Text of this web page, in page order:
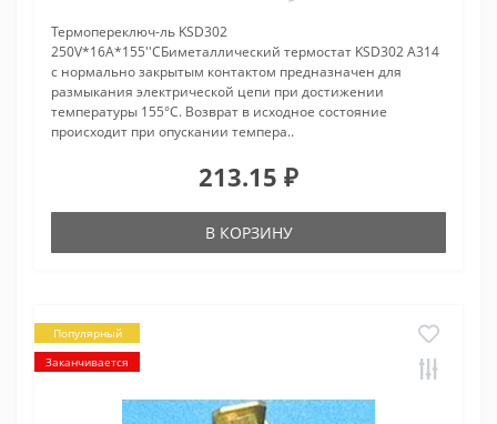
Термопереключ-ль KSD302
250V*16A*155''CБиметаллический термостат KSD302 A314
с нормально закрытым контактом предназначен для
размыкания электрической цепи при достижении
температуры 155°С. Возврат в исходное состояние
происходит при опускании темпера..
213.15 ₽
В КОРЗИНУ
Популярный
Заканчивается